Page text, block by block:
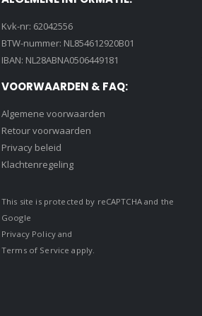
Kvk-nr: 62042556
BTW-nummer: NL854612920B01
IBAN: NL28ABNA0506449181
VOORWAARDEN & FAQ:
Algemene voorwaarden
Retour voorwaarden
Privacy beleid
Klachtenregeling
This site is protected by reCAPTCHA and the
Google
Privacy Policyand
Terms of Service apply.